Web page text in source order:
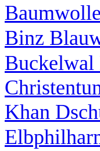
Baumwolle
Binz
Buckelwal
Khan